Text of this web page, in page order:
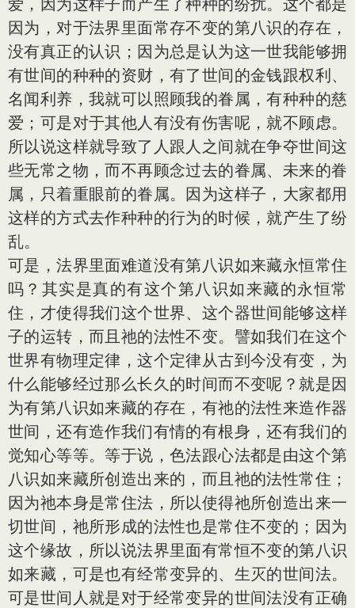
爱，因为这样子而产生了种种的纷扰。这个都是
因为，对于法界里面常存不变的第八识的存在，
没有真正的认识；因为总是认为这一世我能够拥
有世间的种种的资财，有了世间的金钱跟权利、
名闻利养，我就可以照顾我的眷属，有种种的慈
爱；可是对于其他人有没有伤害呢，就不顾虑。
所以说这样就导致了人跟人之间就在争夺世间这
些无常之物，而不再顾念过去的眷属、未来的眷
属，只着重眼前的眷属。因为这样子，大家都用
这样的方式去作种种的行为的时候，就产生了纷
乱。
可是，法界里面难道没有第八识如来藏永恒常住
吗？其实是真的有这个第八识如来藏的永恒常
住，才使得我们这个世界、这个器世间能够这样
子的运转，而且祂的法性不变。譬如我们在这个
世界有物理定律，这个定律从古到今没有变，为
什么能够经过那么长久的时间而不变呢？就是因
为有第八识如来藏的存在，有祂的法性来造作器
世间，还有造作我们有情的有根身，还有我们的
觉知心等等。等于说，色法跟心法都是由这个第
八识如来藏所创造出来的，而且祂的法性常住；
因为祂本身是常住法，所以使得祂所创造出来一
切世间，祂所形成的法性也是常住不变的；因为
这个缘故，所以说法界里面有常恒不变的第八识
如来藏，可是也有经常变异的、生灭的世间法。
可是世间人就是对于经常变异的世间法没有正确